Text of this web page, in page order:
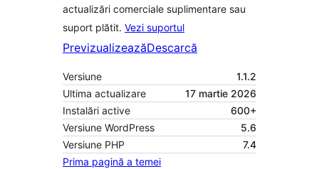
actualizări comerciale suplimentare sau
suport plătit. Vezi suportul
PrevizualizeazăDescarcă
Versiune
1.1.2
Ultima actualizare
17 martie 2026
Instalări active
600+
Versiune WordPress
5.6
Versiune PHP
7.4
Prima pagină a temei